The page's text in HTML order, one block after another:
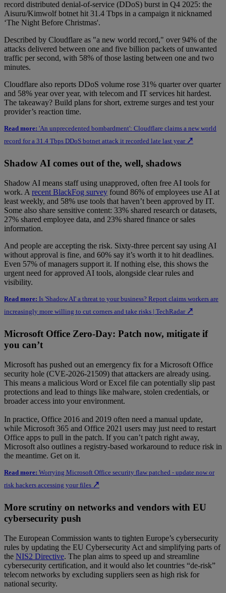
record distributed denial-of-service (DDoS) burst in Q4 2025: the
Aisuru/Kimwolf botnet hit 31.4 Tbps in a campaign it nicknamed
‘The Night Before Christmas'.
Described by Cloudflare as "a new world record," over 94% of the
attacks delivered between one and five billion packets of unwanted
traffic per second, with 58% of those lasting between one and two
minutes.
Cloudflare also reports DDoS volume rose 31% quarter over quarter
and 58% year over year, with telecom and IT services hit hardest.
The takeaway? Build plans for short, extreme surges and test your
provider’s reaction time.
Read more: 'An unprecedented bombardment': Cloudflare claims a new world
record for a 31.4 Tbps DDoS botnet attack it recorded late last year ↗
Shadow AI comes out of the, well, shadows
Shadow AI means staff using unapproved, often free AI tools for
work. A recent BlackFog survey found 86% of employees use AI at
least weekly, and 58% use tools that haven’t been approved by IT.
Some also share sensitive content: 33% shared research or datasets,
27% shared employee data, and 23% shared finance or sales
information.
And people are accepting the risk. Sixty-three percent say using AI
without approval is fine, and 60% say it’s worth it to hit deadlines.
Even 57% of managers support it. If nothing else, this shows the
urgent need for approved AI tools, alongside clear rules and
visibility.
Read more: Is 'Shadow AI' a threat to your business? Report claims workers are
increasingly more willing to cut corners and take risks | TechRadar ↗
Microsoft Office Zero-Day: Patch now, mitigate if
you can’t
Microsoft has pushed out an emergency fix for a Microsoft Office
security hole (CVE-2026-21509) that attackers are already using.
This means a malicious Word or Excel file can potentially slip past
protections and lead to things like malware, stolen credentials, or
broader access into your environment.
In practice, Office 2016 and 2019 often need a manual update,
while Microsoft 365 and Office 2021 users may just need to restart
Office apps to pull in the patch. If you can’t patch right away,
Microsoft also outlines a registry-based workaround to reduce risk in
the meantime. Get on it.
Read more: Worrying Microsoft Office security flaw patched - update now or
risk hackers accessing your files ↗
More scrutiny on networks and vendors with EU
cybersecurity push
The European Commission wants to tighten Europe’s cybersecurity
rules by updating the EU Cybersecurity Act and simplifying parts of
the NIS2 Directive. The plan aims to speed up and streamline
cybersecurity certification, and it would also let countries “de-risk”
telecom networks by excluding suppliers seen as high risk for
national security.